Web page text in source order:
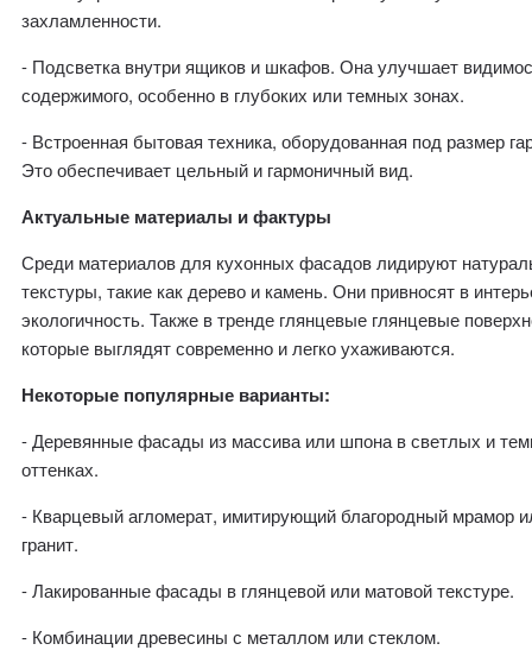
захламленности.
- Подсветка внутри ящиков и шкафов. Она улучшает
содержимого, особенно в глубоких или темных зонах.
- Встроенная бытовая техника, оборудованная под размер
Это обеспечивает цельный и гармоничный вид.
Актуальные материалы и фактуры
Среди материалов для кухонных фасадов лидируют
текстуры, такие как дерево и камень. Они привносят в
экологичность. Также в тренде глянцевые глянцевые
которые выглядят современно и легко ухаживаются.
Некоторые популярные варианты:
- Деревянные фасады из массива или шпона в светлых и
оттенках.
- Кварцевый агломерат, имитирующий благородный мрамор
гранит.
- Лакированные фасады в глянцевой или матовой текстуре.
- Комбинации древесины с металлом или стеклом.